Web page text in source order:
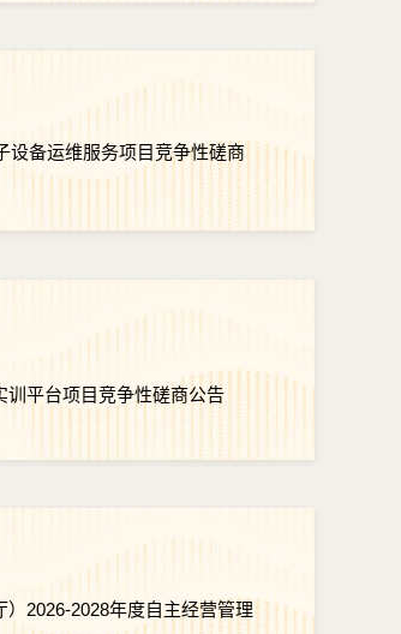
设备运维服务项目竞争性磋商
训平台项目竞争性磋商公告
2026-2028年度自主经营管理